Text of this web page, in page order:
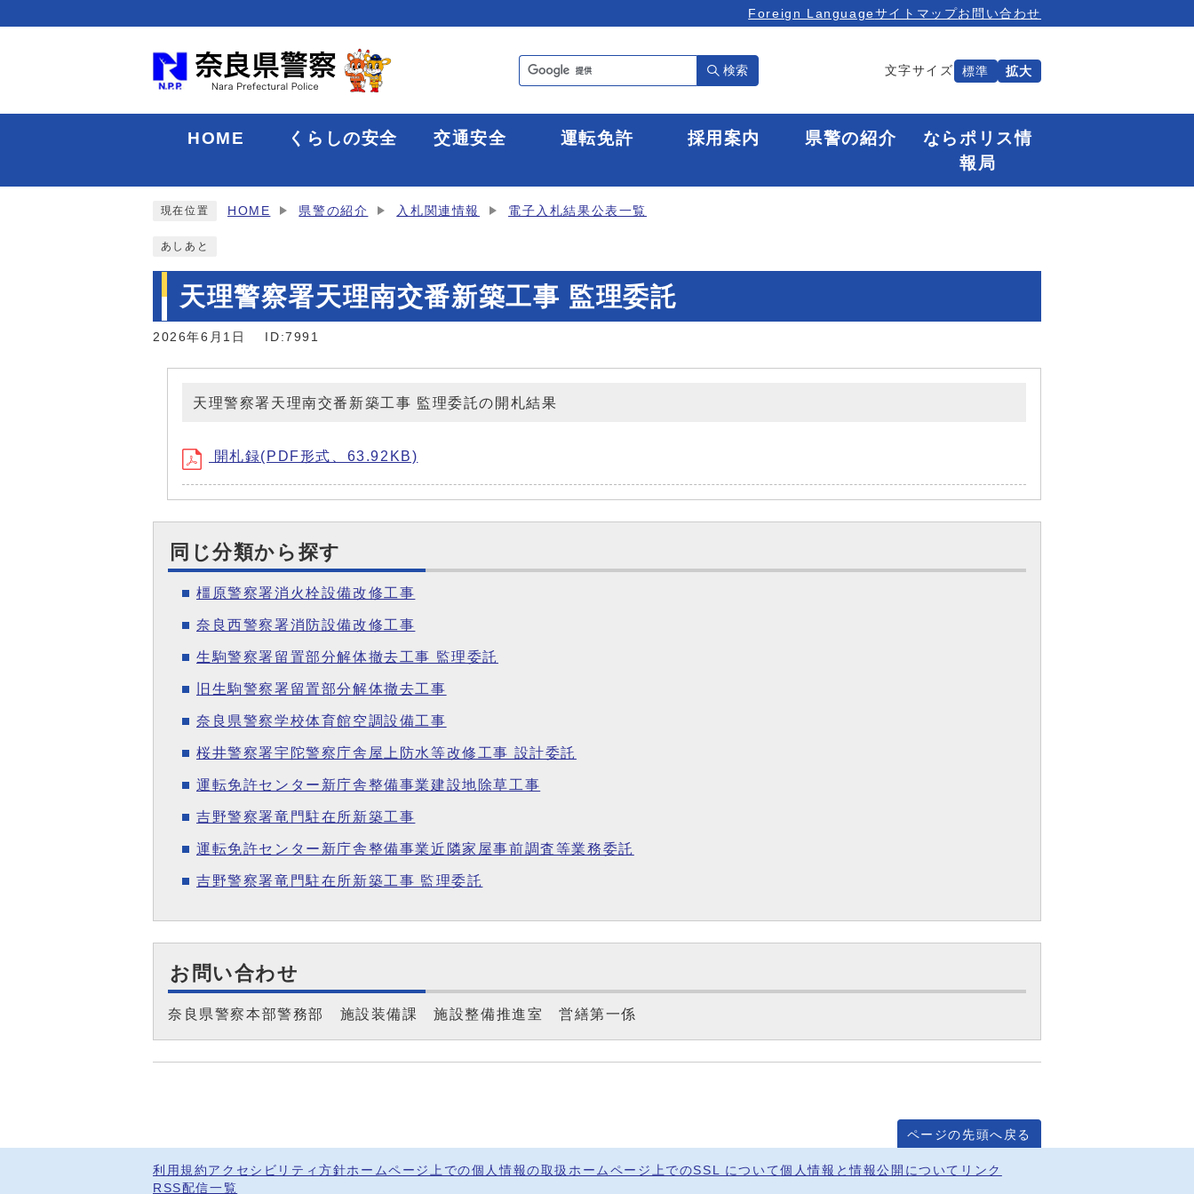
Foreign Languageサイトマップお問い合わせ
検索 文字サイズ 標準 拡大
HOME くらしの安全 交通安全 運転免許 採用案内 県警の紹介
ならポリス情
報局
現在位置 HOME 県警の紹介 入札関連情報 電子入札結果公表一覧
あしあと
天理警察署天理南交番新築工事 監理委託
2026年6月1日 ID:7991
天理警察署天理南交番新築工事 監理委託の開札結果
開札録(PDF形式、63.92KB)
同じ分類から探す
橿原警察署消火栓設備改修工事
奈良西警察署消防設備改修工事
生駒警察署留置部分解体撤去工事 監理委託
旧生駒警察署留置部分解体撤去工事
奈良県警察学校体育館空調設備工事
桜井警察署宇陀警察庁舎屋上防水等改修工事 設計委託
運転免許センター新庁舎整備事業建設地除草工事
吉野警察署竜門駐在所新築工事
運転免許センター新庁舎整備事業近隣家屋事前調査等業務委託
吉野警察署竜門駐在所新築工事 監理委託
お問い合わせ
奈良県警察本部警務部 施設装備課 施設整備推進室 営繕第一係
ページの先頭へ戻る
利用規約 アクセシビリティ方針ホームページ上での個人情報の取扱ホームページ上でのSSL について個人情報と情報公開について リンク
RSS配信一覧